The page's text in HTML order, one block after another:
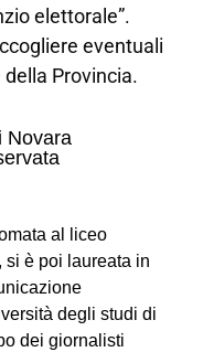
elettorale”.
eventuali
Provincia.
Novara
al liceo
è poi laureata in
degli studi di
dei giornalisti